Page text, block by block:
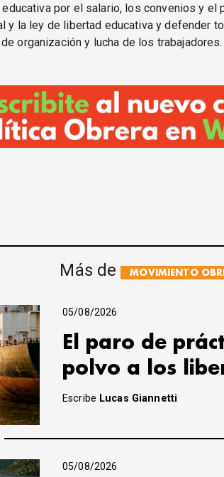
por el salario, los convenios y el
y la ley de libertad educativa y defender
organización y lucha de los trabajadores.
Más de MOVIMIENTO
05/08/2026
El paro de
polvo a los
Escribe Lucas Giannetti
05/08/2026